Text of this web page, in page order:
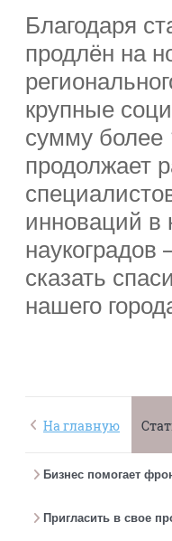
Благодаря
продлён на
крупные
сумму более
продолжает
инноваций в
сказать
нашего
На главную
Бизнес помогает
Пригласить в свое